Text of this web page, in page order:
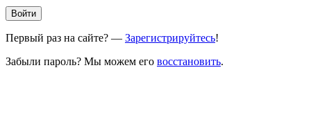
Первый раз на сайте? — Зарегистрируйтесь!
Забыли пароль? Мы можем его восстановить.